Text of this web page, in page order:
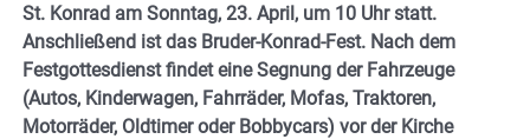
St. Konrad am Sonntag, 23. April, um 10 Uhr statt.
Anschließend ist das Bruder-Konrad-Fest. Nach dem
Festgottesdienst findet eine Segnung der Fahrzeuge
(Autos, Kinderwagen, Fahrräder, Mofas, Traktoren,
Motorräder, Oldtimer oder Bobbycars) vor der Kirche